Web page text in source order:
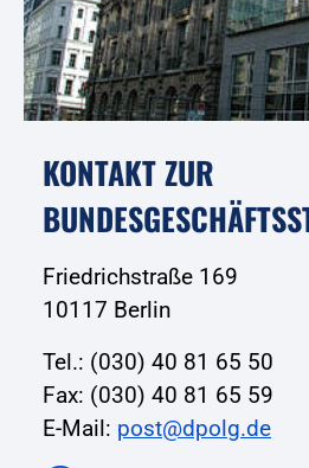
KONTAKT ZUR
Friedrichstraße 169
10117 Berlin
Tel.: (030) 40 81 65 50
Fax: (030) 40 81 65 59
E-Mail: post@dpolg.de